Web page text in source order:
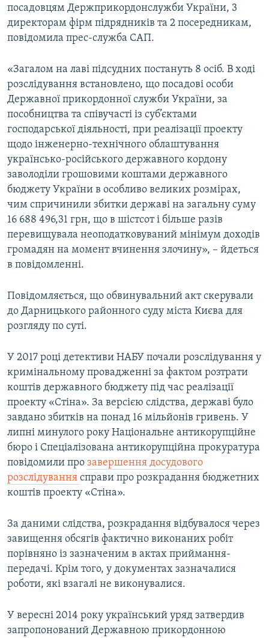
посадовцям Держприкордонслужби України, 3
директорам фірм підрядників та 2 посередникам,
повідомила прес-служба САП.
«Загалом на лаві підсудних постануть 8 осіб. В ході
розслідування встановлено, що посадові особи
Державної прикордонної служби України, за
пособництва та співучасті із суб’єктами
господарської діяльності, при реалізації проекту
щодо інженерно-технічного облаштування
українсько-російського державного кордону
заволоділи грошовими коштами державного
бюджету України в особливо великих розмірах,
чим спричинили збитки державі на загальну суму
16 688 496,31 грн, що в шістсот і більше разів
перевищувала неоподатковуваний мінімум доходів
громадян на момент вчинення злочину», – йдеться
в повідомленні.
Повідомляється, що обвинувальний акт скерували
до Дарницького районного суду міста Києва для
розгляду по суті.
У 2017 році детективи НАБУ почали розслідування у
кримінальному провадженні за фактом розтрати
коштів державного бюджету під час реалізації
проекту «Стіна». За версією слідства, державі було
завдано збитків на понад 16 мільйонів гривень. У
липні минулого року Національне антикорупційне
бюро і Спеціалізована антикорупційна прокуратура
повідомили про завершення досудового
розслідування справи про розкрадання бюджетних
коштів проекту «Стіна».
За даними слідства, розкрадання відбувалося через
завищення обсягів фактично виконаних робіт
порівняно із зазначеним в актах приймання-
передачі. Крім того, у документах зазначалися
роботи, які взагалі не виконувалися.
У вересні 2014 року український уряд затвердив
запропонований Державною прикордонною